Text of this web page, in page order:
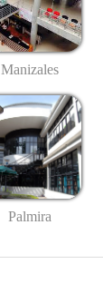
Manizales
Palmira